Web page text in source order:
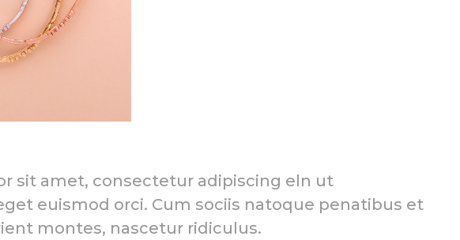
sit amet, consectetur adipiscing eln ut
euismod orci. Cum sociis natoque penatibus et
montes, nascetur ridiculus.